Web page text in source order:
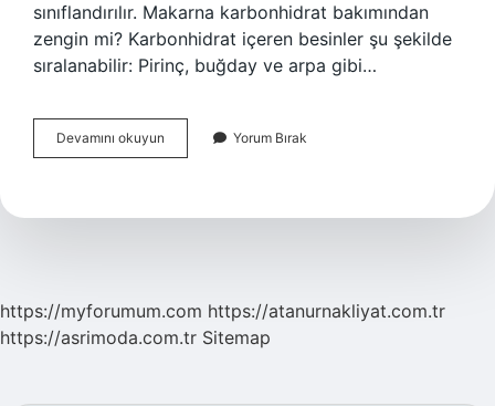
sınıflandırılır. Makarna karbonhidrat bakımından
zengin mi? Karbonhidrat içeren besinler şu şekilde
sıralanabilir: Pirinç, buğday ve arpa gibi…
Devamını okuyun Makarna
Basit
Yorum Bırak
https://myforumum.com https://atanurnakliyat.com.tr
https://asrimoda.com.tr Sitemap